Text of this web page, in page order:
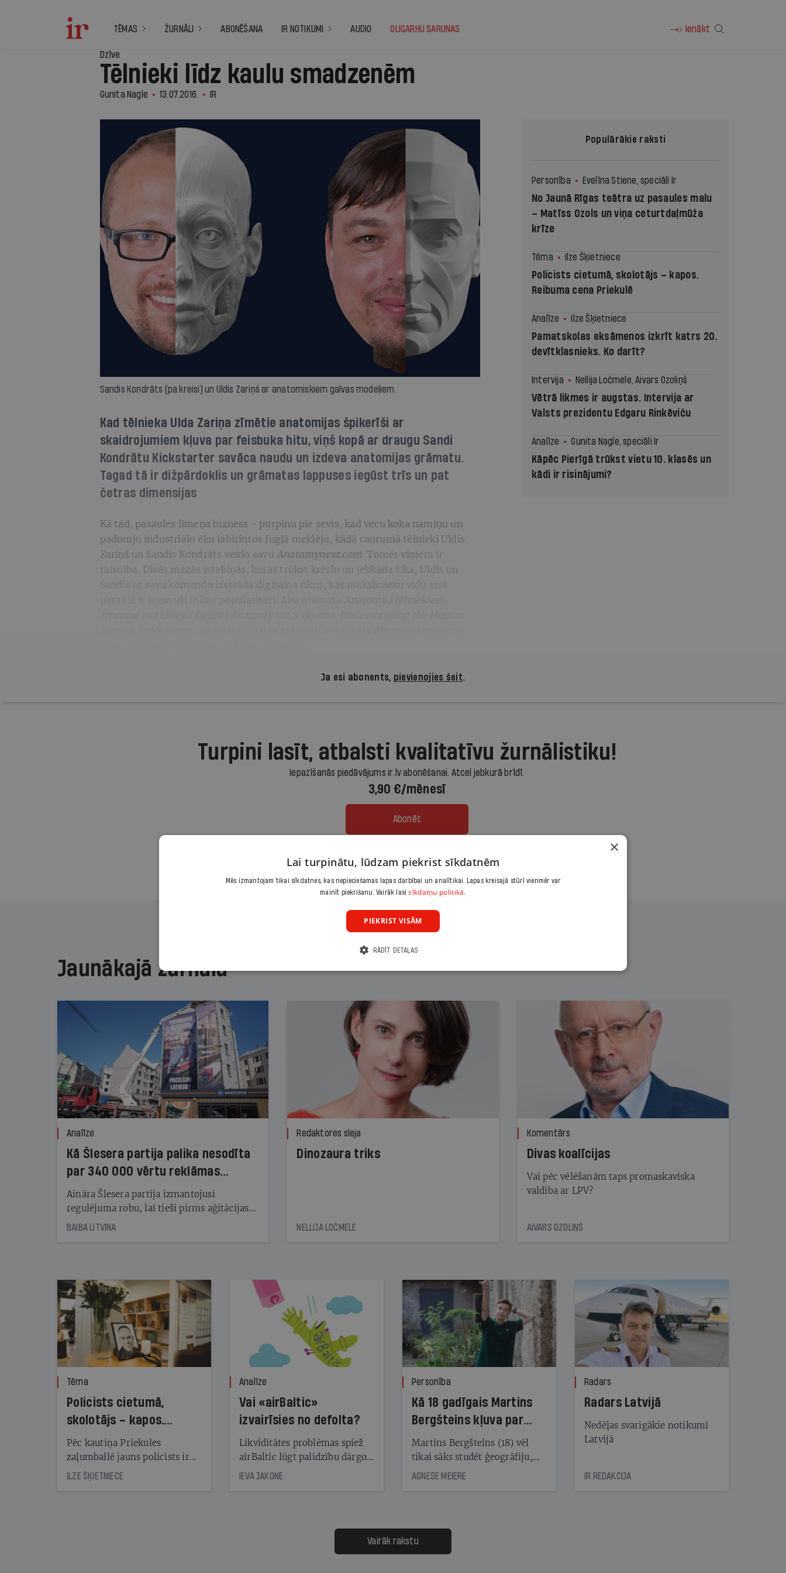
TĒMAS ŽURNĀLI ABONĒŠANA IR NOTIKUMI AUDIO OLIGARHU SARUNAS Ienākt
Dzīve
Tēlnieki līdz kaulu smadzenēm
Gunita Nagle 13.07.2016. IR
Sandis Kondrāts (pa kreisi) un Uldis Zariņš ar anatomiskiem galvas modeļiem.
Kad tēlnieka Ulda Zariņa zīmētie anatomijas špikerīši ar
skaidrojumiem kļuva par feisbuka hitu, viņš kopā ar draugu Sandi
Kondrātu Kickstarter savāca naudu un izdeva anatomijas grāmatu.
Tagad tā ir dižpārdoklis un grāmatas lappuses iegūst trīs un pat
četras dimensijas
Kā tad, pasaules līmeņa bizness - purpinu pie sevis, kad vecu koka namiņu un
padomju industriālo ēku labirintos Juglā meklēju, kādā caurumā tēlnieki Uldis
Zariņš un Sandis Kondrāts veido savu Anatomynext.com. Tomēr viņiem ir
taisnība. Divās mazās istabiņās, kurās trūkst krēslu un jebkāda šika, Uldis un
Sandis ar savu komandu izstrādā digitālos rīkus, kas mākslinieku vidū visā
Populārākie raksti
Personība Evelīna Stiene, speciāli Ir
No Jaunā Rīgas teātra uz pasaules malu
– Matīss Ozols un viņa ceturtdaļmūža
krīze
Tēma Ilze Šķietniece
Policists cietumā, skolotājs – kapos.
Reibuma cena Priekulē
Analīze Ilze Šķietniece
Pamatskolas eksāmenos izkrīt katrs 20.
devītklasnieks. Ko darīt?
Intervija Nellija Ločmele, Aivars Ozoliņš
Vētrā likmes ir augstas. Intervija ar
Valsts prezidentu Edgaru Rinkēviču
Analīze Gunita Nagle, speciāli Ir
Kāpēc Pierīgā trūkst vietu 10. klasēs un
kādi ir risinājumi?
Ja esi abonents, pievienojies šeit.
Turpini lasīt, atbalsti kvalitatīvu žurnālistiku!
Iepazīšanās piedāvājums ir.lv abonēšanai. Atcel jebkurā brīdī.
3,90 €/mēnesī
Abonēt
Citas abonēšanas iespējas meklē šeit
Jaunākajā žurnālā
Analīze
Kā Šlesera partija palika nesodīta
par 340 000 vērtu reklāmas
kampaņu
Aināra Šlesera partija izmantojusi
regulējuma robu, lai tieši pirms aģitācijas
starta izreklamētos par summu, kas
BAIBA LITVINA
Redaktores sleja
Dinozaura triks
NELLIJA LOČMELE
Komentārs
Divas koalīcijas
Vai pēc vēlēšanām taps promaskaviska
valdība ar LPV?
AIVARS OZOLIŅŠ
Tēma
Policists cietumā,
skolotājs – kapos.
Reibuma cena Priekulē
Pēc kautiņa Priekules
zaļumballē jauns policists ir
nonācis cietumā, bet
cienījams pedagogs — kapos.
ILZE ŠĶIETNIECE
Analīze
Vai «airBaltic»
izvairīsies no defolta?
Likviditātes problēmas spiež
airBaltic lūgt palīdzību dārgo
obligāciju turētājiem, taču
samaksāt augstos procentus,
kas jāpārskaita jau trīs dienas
pirms nākamās sapulces
IEVA JAKONE
Personība
Kā 18 gadīgais Martins
Bergšteins kļuva par
laika ziņu seju?
Martins Bergšteins (18) vēl
tikai sāks studēt ģeogrāfiju,
bet viņa sacītajam jau uzticas
uzcītīga darba, mammas
atbalsts un drosme turpināt
meteovērojumus arī tad, kad
AGNESE MEIERE
Radars
Radars Latvijā
Nedēļas svarīgākie notikumi
Latvijā
IR REDAKCIJA
Vairāk rakstu
×
Lai turpinātu, lūdzam piekrist sīkdatnēm
Mēs izmantojam tikai sīkdatnes, kas nepieciešamas lapas darbībai un analītikai. Lapas kreisajā stūrī vienmēr var
mainīt piekrišanu. Vairāk lasisīkdatņu politikā.
PIEKRIST VISĀM
RĀDĪT DETAĻAS